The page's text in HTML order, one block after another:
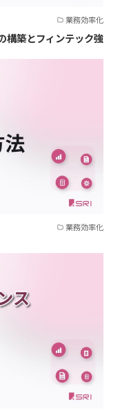
業務効率化
構築とフィンテック強
業務効率化